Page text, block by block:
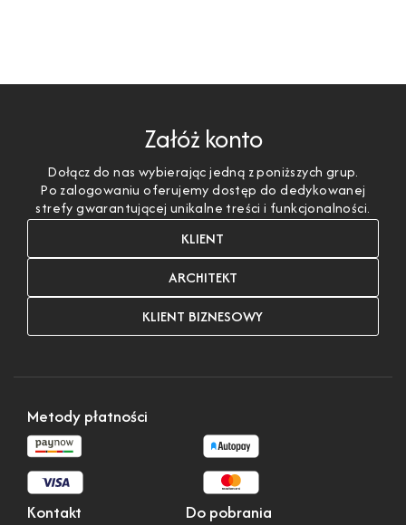
Załóż konto
Dołącz do nas wybierając jedną z poniższych grup.
Po zalogowaniu oferujemy dostęp do dedykowanej
strefy gwarantującej unikalne treści i funkcjonalności.
KLIENT
ARCHITEKT
KLIENT BIZNESOWY
Kontakt Do pobrania
Metody płatności